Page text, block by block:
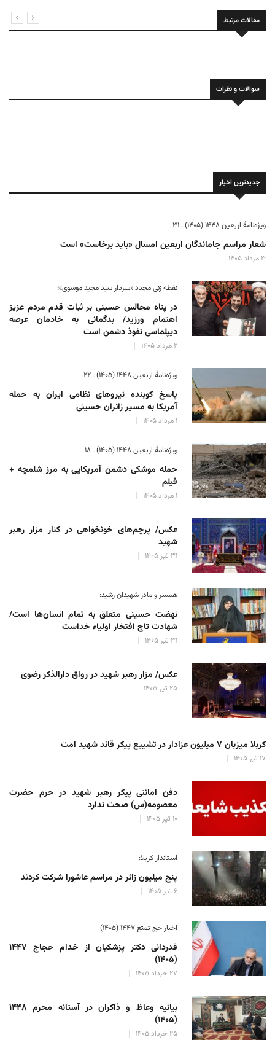
مقالات مرتبط
سوالات و نظرات
جدیدترین اخبار
ویژه‌نامهٔ اربعین ۱۴۴۸ (۱۴۰۵) ـ ۳۱
شعار مراسم جاماندگان اربعین امسال «باید برخاست» است
۳ مرداد ۱۴۰۵
نقطه زنی مجدد «سردار سید مجید موسوی»؛
در پناه مجالس حسینی بر ثبات‌ قدم مردم عزیز
اهتمام ورزید/ بدگمانی به خادمان عرصه
دیپلماسی نفوذ دشمن است
۲ مرداد ۱۴۰۵
ویژه‌نامهٔ اربعین ۱۴۴۸ (۱۴۰۵) ـ ۲۲
پاسخ کوبنده نیروهای نظامی ایران به حمله
آمریکا به مسیر زائران حسینی
۱ مرداد ۱۴۰۵
ویژه‌نامهٔ اربعین ۱۴۴۸ (۱۴۰۵) ـ ۱۸
حمله موشکی دشمن آمریکایی به مرز شلمچه +
فیلم
۱ مرداد ۱۴۰۵
عکس/ پرچم‌های خونخواهی در کنار مزار رهبر
شهید
۳۱ تیر ۱۴۰۵
همسر و مادر شهیدان رشید:
نهضت حسینی متعلق به تمام انسان‌ها است/
شهادت تاج افتخار اولیاء خداست
۳۱ تیر ۱۴۰۵
عکس/ مزار رهبر شهید در رواق دارالذکر رضوی
۲۵ تیر ۱۴۰۵
کربلا میزبان ۷ میلیون عزادار در تشییع پیکر قائد شهید امت
۱۷ تیر ۱۴۰۵
دفن امانتی پیکر رهبر شهید در حرم حضرت
معصومه(س) صحت ندارد
۱۰ تیر ۱۴۰۵
استاندار کربلا:
پنج میلیون زائر در مراسم عاشورا شرکت کردند
۶ تیر ۱۴۰۵
اخبار حج تمتع ۱۴۴۷ (۱۴۰۵)
قدردانی دکتر پزشکیان از خدام حجاج ۱۴۴۷
(۱۴۰۵)
۲۷ خرداد ۱۴۰۵
بیانیه وعاظ و ذاکران در آستانه محرم ۱۴۴۸
(۱۴۰۵)
۲۵ خرداد ۱۴۰۵